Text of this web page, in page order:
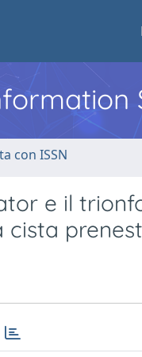
con ISSN
e il